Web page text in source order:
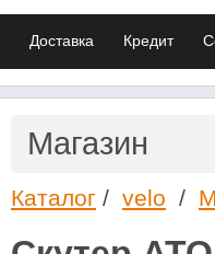
Доставка Кредит
Магазин
Каталог / velo /